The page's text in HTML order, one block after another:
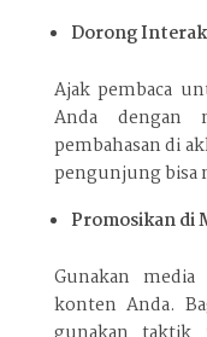
Dorong
Ajak pembaca
Anda dengan
pembahasan di
pengunjung bisa
Promosikan di
Gunakan
konten Anda.